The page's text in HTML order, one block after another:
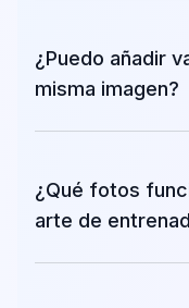
¿Puedo añadir
misma imagen?
¿Qué fotos
arte de